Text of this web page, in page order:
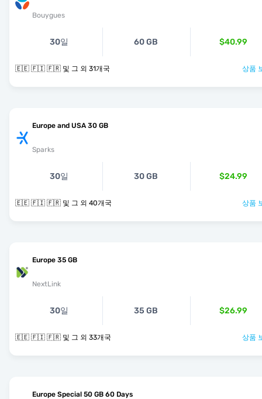
Bouygues
30일 60 GB $40.99
🇪🇪 🇫🇮 🇫🇷 및 그 외 31개국 상품
Europe and USA 30 GB
Sparks
30일 30 GB $24.99
🇪🇪 🇫🇮 🇫🇷 및 그 외 40개국 상품
Europe 35 GB
NextLink
30일 35 GB $26.99
🇪🇪 🇫🇮 🇫🇷 및 그 외 33개국 상품
Europe Special 50 GB 60 Days